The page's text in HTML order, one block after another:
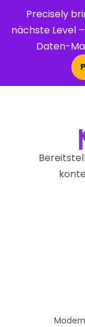
Precisely
nächste Level
Daten-